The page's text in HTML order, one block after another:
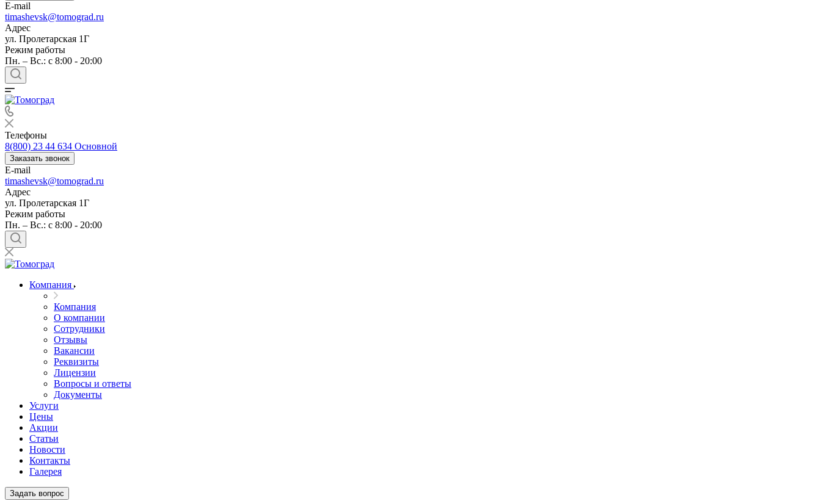
E-mail
timashevsk@tomograd.ru
Адрес
ул. Пролетарская 1Г
Режим работы
Пн. – Вс.: с 8:00 - 20:00
Телефоны
8(800) 23 44 634 Основной
Заказать звонок
E-mail
timashevsk@tomograd.ru
Адрес
ул. Пролетарская 1Г
Режим работы
Пн. – Вс.: с 8:00 - 20:00
Компания
Компания
О компании
Сотрудники
Отзывы
Вакансии
Реквизиты
Лицензии
Вопросы и ответы
Документы
Услуги
Цены
Акции
Статьи
Новости
Контакты
Галерея
Задать вопрос